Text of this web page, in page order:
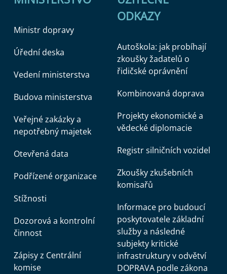
Ministr dopravy
Úřední deska
Vedení ministerstva
Budova ministerstva
Veřejné zakázky a
nepotřebný majetek
Otevřená data
Podřízené organizace
Stížnosti
Dozorová a kontrolní
činnost
Zápisy z Centrální
komise
ODKAZY
Autoškola: jak probíhají
zkoušky žadatelů o
řidičské oprávnění
Kombinovaná doprava
Projekty ekonomické a
vědecké diplomacie
Registr silničních vozidel
Zkoušky zkušebních
komisařů
Informace pro budoucí
poskytovatele základní
služby a následné
subjekty kritické
infrastruktury v odvětví
DOPRAVA podle zákona